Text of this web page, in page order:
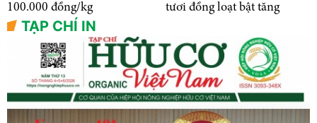
100.000 đồng/kg
tươi đồng loạt bật tăng
TẠP CHÍ IN